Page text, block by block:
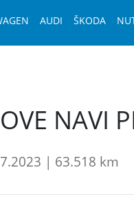
AUDI ŠKODA
NAVI
| 63.518 km